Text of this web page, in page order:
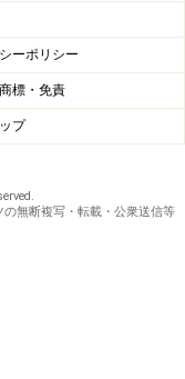
ーポリシー
標・免責
プ
無断複写・転載・公衆送信等